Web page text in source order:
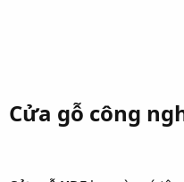
Cửa gỗ công